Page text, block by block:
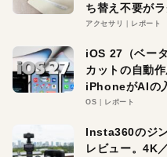
ち替え不要がラ
アクセサリ レポート
iOS 27（ベー
カットの自動
iPhoneがAIの
OS レポート
Insta360のジ
レビュー。4K